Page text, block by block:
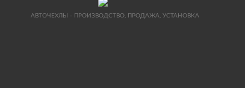
АВТОЧЕХЛЫ - ПРОИЗВОДСТВО, ПРОДАЖА, УСТАНОВКА